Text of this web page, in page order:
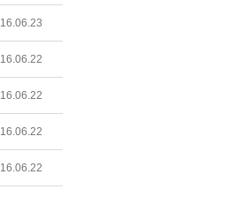
16.06.23
16.06.22
16.06.22
16.06.22
16.06.22